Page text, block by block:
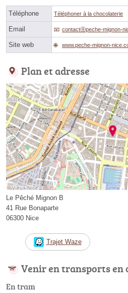
Téléphone Téléphoner à la chocolaterie
Email contactⓐpeche-mignon-
Site web www.peche-mignon-
Plan et adresse
Le Pêché Mignon B
41 Rue Bonaparte
06300 Nice
Trajet Waze
Venir en transports en
En tram